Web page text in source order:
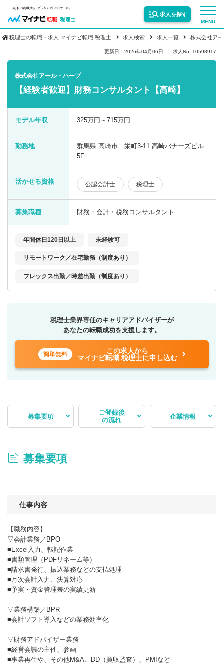
MENU
求人を探す
転職お役立ち情報
業界情報
税理士の転職・求人 マイナビ転職 税理士 求人検索 求人一覧 株式会社ア
更新日：2026年04月06日 求人No_10598917
株式会社アール・ハープ
【経験者歓迎】財務コンサルタント【高崎】
モデル年収 325万円～715万円
勤務地
群馬県 高崎市 栄町3-11 高崎バナーズビル
5F
活かせる資格 公認会計士 税理士
募集職種 財務・会計・税務コンサルタント
年間休日120日以上 未経験可
リモートワーク／在宅勤務（制度あり）
フレックス出勤／時差出勤（制度あり）
税理士業界専任のキャリアアドバイザーが
あなたの転職成功を支援します。
簡単無料
この求人から
マイナビ転職 税理士に申し込む
募集要項
ご登録後
の流れ
企業情報
募集要項
仕事内容
【職務内容】
▽会計業務／BPO
■Excel入力、転記作業
■書類管理（PDFリネーム等）
■請求書発行、振込業務などの支払処理
■月次会計入力、決算対応
■予実・資金管理表の実績更新
▽業務構築／BPR
■会計ソフト導入などの業務効率化
▽財務アドバイザー業務
■経営会議の主催、参画
■事業再生や、その他M&A、DD（買収監査）、PMIなど